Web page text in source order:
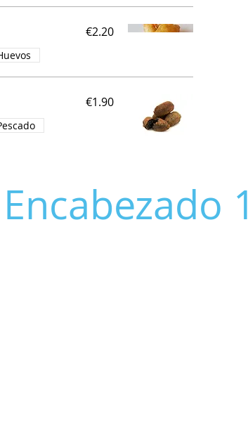
€2.20
€1.90
Encabezado 1